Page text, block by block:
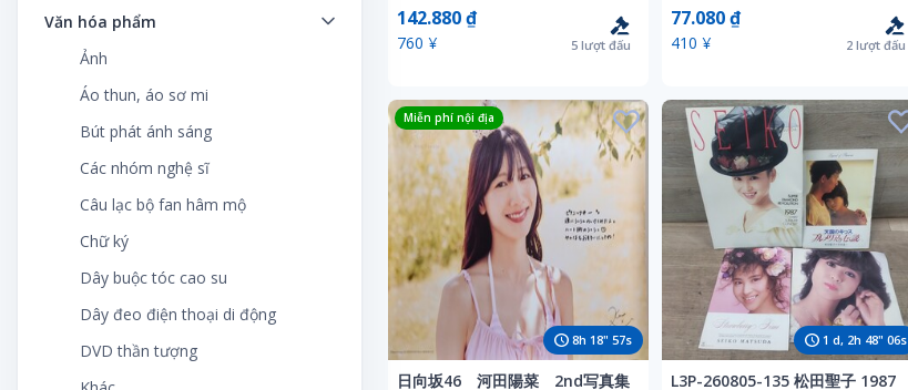
Túi Unisex
Túi xách nam
Túi xách nữ
Phụ kiện, đồng hồ
Tạp chí điện tử
Sách điện tử
Danh mục khác
Ô tô mới
Phụ kiện xe
Phụ tùng xe ô tô
Sách, tạp chí về xe
Sưu tập xe cổ
Xe buýt
Xe đạp điện
Xe đua
Xe máy
Xe ô tô nhà ở lưu động
Tã, sản phẩm vệ sinh cho bé
Thiết bị trẻ em
lồng tiếng)
Điều khiển radio sở thích
Đồ chơi đánh bài
Đồ chơi điện tử
Đồ chơi điều khiển
Đồ chơi giáo dục
Đồ chơi mô hình
Đồ chơi nhạc cụ
Đồ chơi nhân vật
Đồ chơi nhồi bông
Đồ chơi thức ăn nhanh
Đồng hồ
Khác
Kính
Mỹ phẩm
Nước hoa
Sản phẩm hỗ trợ giảm cân
Thực phẩm chức năng
Máy hát
Nắp chai
Nội thất
Quân đội
Quảng cáo, hàng mới lạ
Sản phẩm tâm linh
SF
Tác phẩm nghệ thuật
Tem bưu chính, bưu thiếp chính
thức
Thẻ điện thoại
Nhạc phim
Những sản phẩm liên quan đến
Sản xuất phim
Chứng từ tiền mặt, vé
Đĩa laser
Đĩa SP
Đồ lưu niệm
DVD
Nhạc cụ, thiết bị
Sách, tạp chí
Sản xuất âm nhạc
Video
Khoa học và công nghệ tự nhiên
Kinh doanh, kinh tế
Lịch
Máy tính và internet
Nghệ thuật, giải trí
Nhân văn, xã hội
Sách CD
Sách cũ, tài liệu cũ
Sách giáo dục, khoa học viễn tưởng
Sách thiếu nhi, sách ảnh
Bình hoa
Cách bảo quản hoa
Cắt hoa, bó hoa
Cây cảnh trong chậu
Cây trang trí trong nhà
Cây trồng trong chậu
Cây vườn
Cho thuê
Dụng cụ và vật liệu làm vườn
Hoa ép khô
Hoa giả
Văn hóa phẩm
Ảnh
Áo thun, áo sơ mi
Bút phát ánh sáng
Các nhóm nghệ sĩ
Câu lạc bộ fan hâm mộ
Chữ ký
Dây buộc tóc cao su
Dây đeo điện thoại di động
DVD thần tượng
142.880 ₫
760 ¥ 5 lượt đấu
77.080 ₫
410 ¥ 2lượt đấu
8h 18"55s
Miễn phí nội địa
日向坂46 河田陽菜 2nd写真集
1 d, 2h 48" 04s
L3P-260805-135 松田聖子 1987